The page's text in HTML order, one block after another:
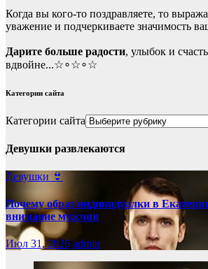
Когда вы кого-то поздравляете, то
уважение и подчеркиваете значимость
Дарите больше радости, улыбок и
вдвойне...☆∘☆∘☆
Категории сайта
Категории сайта
Девушки развлекаются
Девушки 👙
Почему образ индивидуалки в
внимание мужчин
Июл 31, 2026 admin